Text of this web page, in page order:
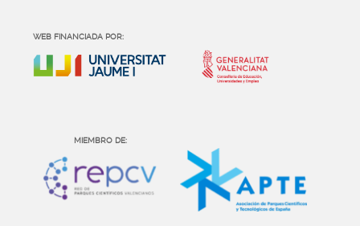
WEB FINANCIADA POR:
MIEMBRO DE: